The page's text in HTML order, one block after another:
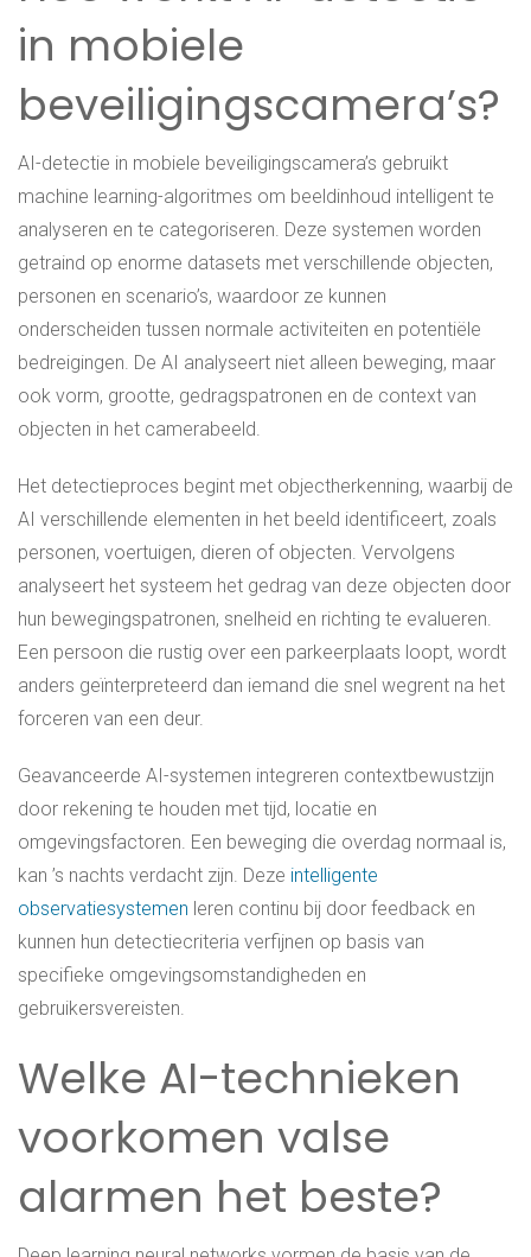
in mobiele
beveiligingscamera’s?
AI-detectie in mobiele beveiligingscamera’s gebruikt
machine learning-algoritmes om beeldinhoud intelligent te
analyseren en te categoriseren. Deze systemen worden
getraind op enorme datasets met verschillende objecten,
personen en scenario’s, waardoor ze kunnen
onderscheiden tussen normale activiteiten en potentiële
bedreigingen. De AI analyseert niet alleen beweging, maar
ook vorm, grootte, gedragspatronen en de context van
objecten in het camerabeeld.
Het detectieproces begint met objectherkenning, waarbij de
AI verschillende elementen in het beeld identificeert, zoals
personen, voertuigen, dieren of objecten. Vervolgens
analyseert het systeem het gedrag van deze objecten door
hun bewegingspatronen, snelheid en richting te evalueren.
Een persoon die rustig over een parkeerplaats loopt, wordt
anders geïnterpreteerd dan iemand die snel wegrent na het
forceren van een deur.
Geavanceerde AI-systemen integreren contextbewustzijn
door rekening te houden met tijd, locatie en
omgevingsfactoren. Een beweging die overdag normaal is,
kan ’s nachts verdacht zijn. Deze intelligente
observatiesystemen leren continu bij door feedback en
kunnen hun detectiecriteria verfijnen op basis van
specifieke omgevingsomstandigheden en
gebruikersvereisten.
Welke AI-technieken
voorkomen valse
alarmen het beste?